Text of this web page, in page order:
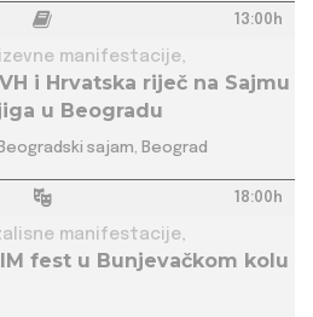
13:00h
manifestacije,
i Hrvatska riječ na Sajmu
u Beogradu
Beogradski sajam, Beograd
18:00h
manifestacije,
fest u Bunjevačkom kolu